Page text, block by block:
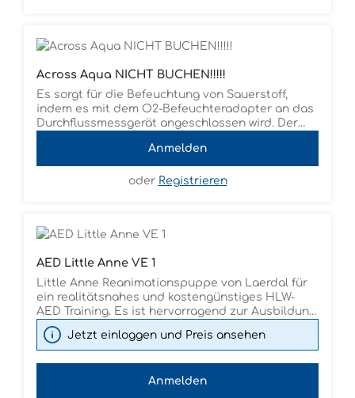
Across Aqua NICHT BUCHEN!!!!!
Es sorgt für die Befeuchtung von Sauerstoff,
indem es mit dem O2-Befeuchteradapter an das
Durchflussmessgerät angeschlossen wird. Der
in der Verpackung geliefert. Das speziell
entwickelte Across Aqua Sterilwasser minimiert
das Kontaminationsrisiko. Mit den universellen
Flaschen Palette = 70 Boxen
Anmelden
oder Registrieren
AED Little Anne VE 1
Little Anne Reanimationspuppe von Laerdal für
ein realitätsnahes und kostengünstiges HLW-
AED Training. Es ist hervorragend zur Ausbildung
von Erwachsenen mit dem Ziel geeignet, gute
Leistungen in CPR, Defibrillation und Platzierung
der Elektroden zu erlernen. Es handelt sich
mehrere Teilnehmer am Trainingsmodell üben
Jetzt einloggen und Preis ansehen
Anmelden